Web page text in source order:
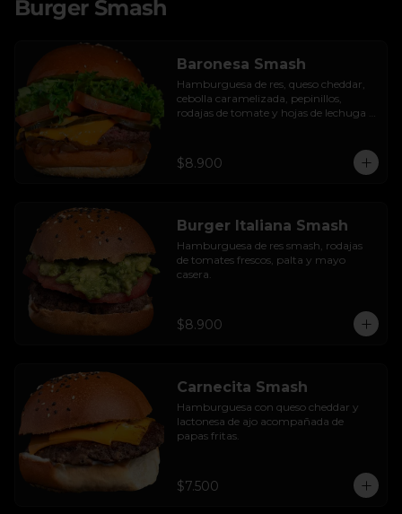
Burger Smash
Baronesa Smash
Hamburguesa de res, queso cheddar,
cebolla caramelizada, pepinillos,
rodajas de tomate y hojas de lechuga
$8.900
Burger Italiana Smash
Hamburguesa de res smash, rodajas
de tomates frescos, palta y mayo
casera.
$8.900
Carnecita Smash
Hamburguesa con queso cheddar y
lactonesa de ajo acompañada de
papas fritas.
$7.500